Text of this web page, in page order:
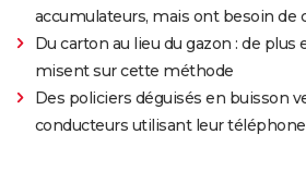
accumulateurs, mais ont besoin de
Du carton au lieu du gazon : de plus
misent sur cette méthode
Des policiers déguisés en buisson
conducteurs utilisant leur